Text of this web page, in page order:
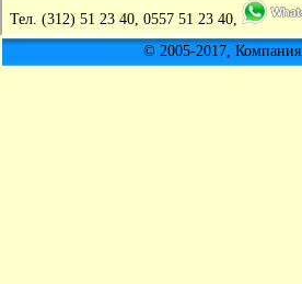
Тел. (312) 51 23 40, 0557 51 23 40,
© 2005-2017, Компания